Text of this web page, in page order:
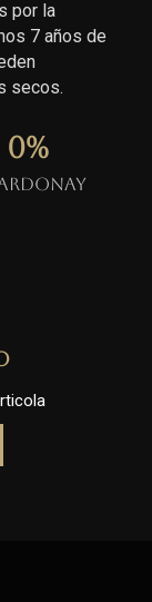
por la
7 años de
secos.
0%